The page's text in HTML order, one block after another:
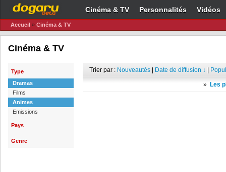
Cinéma & TV Personnalités Vidéos
Accueil » Cinéma & TV
Cinéma & TV
Type
Dramas
Films
Animes
Emissions
Pays
Genre
Trier par : Nouveautés Date de diffusion ↓
» Les